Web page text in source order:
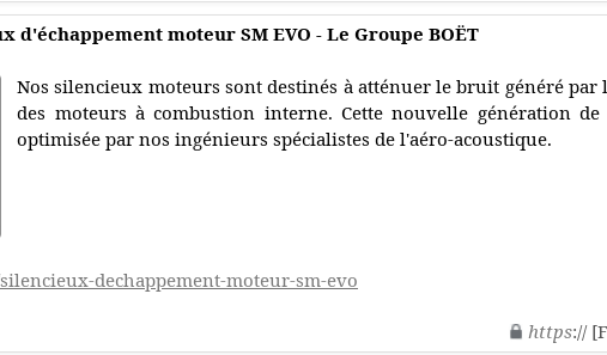
d'échappement moteur SM EVO - Le Groupe BOËT
Nos silencieux moteurs sont destinés à atténuer le bruit généré par
des moteurs à combustion interne. Cette nouvelle génération
optimisée par nos ingénieurs spécialistes de l'aéro-acoustique.
dechappement-moteur-sm-evo
https://